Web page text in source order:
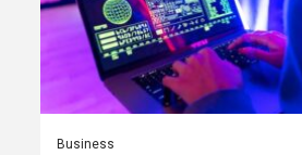
Business